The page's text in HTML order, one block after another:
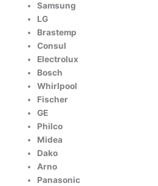
Samsung
LG
Brastemp
Consul
Electrolux
Bosch
Whirlpool
Fischer
GE
Philco
Midea
Dako
Arno
Panasonic